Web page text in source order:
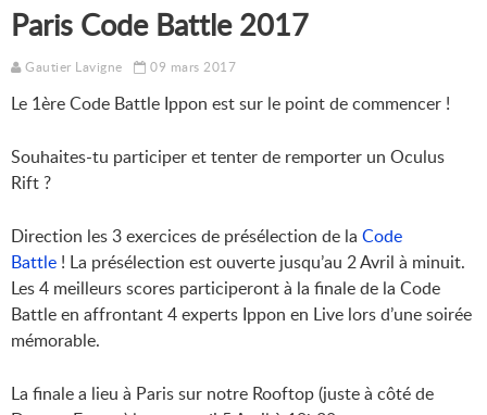
Paris Code Battle 2017
Gautier Lavigne 09 mars 2017
Le 1ère Code Battle Ippon est sur le point de commencer !
Souhaites-tu participer et tenter de remporter un Oculus
Rift ?
Direction les 3 exercices de présélection de la Code
Battle ! La présélection est ouverte jusqu’au 2 Avril à minuit.
Les 4 meilleurs scores participeront à la finale de la Code
Battle en affrontant 4 experts Ippon en Live lors d’une soirée
mémorable.
La finale a lieu à Paris sur notre Rooftop (juste à côté de